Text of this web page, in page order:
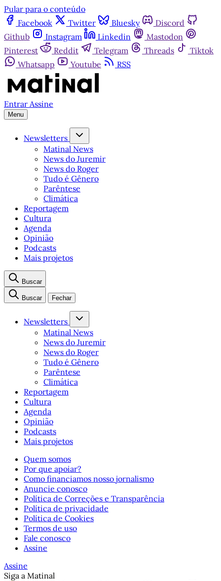
Pular para o conteúdo
Facebook
Twitter Bluesky
Discord
Github
Instagram Linkedin
Mastodon
Pinterest
Reddit Telegram Threads
Tiktok
Whatsapp
Youtube RSS
Entrar Assine
Menu
Newsletters
Matinal News
News do Juremir
News do Roger
Tudo é Gênero
Parêntese
Climática
Reportagem
Cultura
Agenda
Opinião
Podcasts
Mais projetos
Buscar
Buscar Fechar
Newsletters
Matinal News
News do Juremir
News do Roger
Tudo é Gênero
Parêntese
Climática
Reportagem
Cultura
Agenda
Opinião
Podcasts
Mais projetos
Quem somos
Por que apoiar?
Como financiamos nosso jornalismo
Anuncie conosco
Política de Correções e Transparência
Política de privacidade
Política de Cookies
Termos de uso
Fale conosco
Assine
Assine
Siga a Matinal